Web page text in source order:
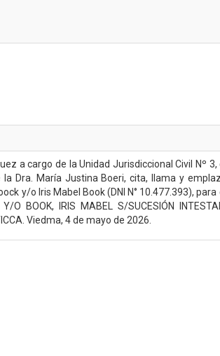
a cargo de la Unidad Jurisdiccional Civil Nº
Dra. María Justina Boeri, cita, llama y
y/o Iris Mabel Book (DNI N° 10.477.393),
Y/O BOOK, IRIS MABEL S/SUCESIÓN
Viedma, 4 de mayo de 2026.